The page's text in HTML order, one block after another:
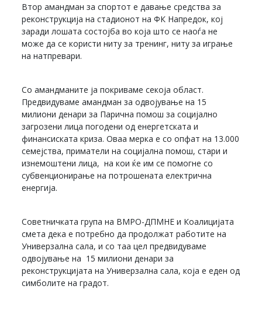
Втор амандман за спортот е давање средства за
реконструкција на стадионот на ФК Напредок, кој
заради лошата состојба во која што се наоѓа не
може да се користи ниту за тренинг, ниту за играње
на натпревари.
Со амандманите ја покриваме секоја област.
Предвидуваме амандман за одвојување на 15
милиони денари за Парична помош за социјално
загрозени лица погодени од енергетската и
финансиската криза. Оваа мерка е со опфат на 13.000
семејства, приматели на социјална помош, стари и
изнемоштени лица, на кои ќе им се помогне со
субвенционирање на потрошената електрична
енергија.
Советничката група на ВМРО-ДПМНЕ и Коалицијата
смета дека е потребно да продолжат работите на
Универзална сала, и со таа цел предвидуваме
одвојување на 15 милиони денари за
реконструкцијата на Универзална сала, која е еден од
симболите на градот.